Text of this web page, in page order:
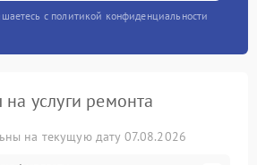
с политикой конфиденциальности
услуги ремонта
на текущую дату 07.08.2026